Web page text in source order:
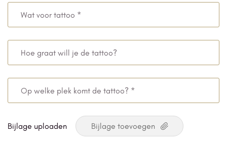
voor
*
graat
je
welke
plek
Bijlage uploaden